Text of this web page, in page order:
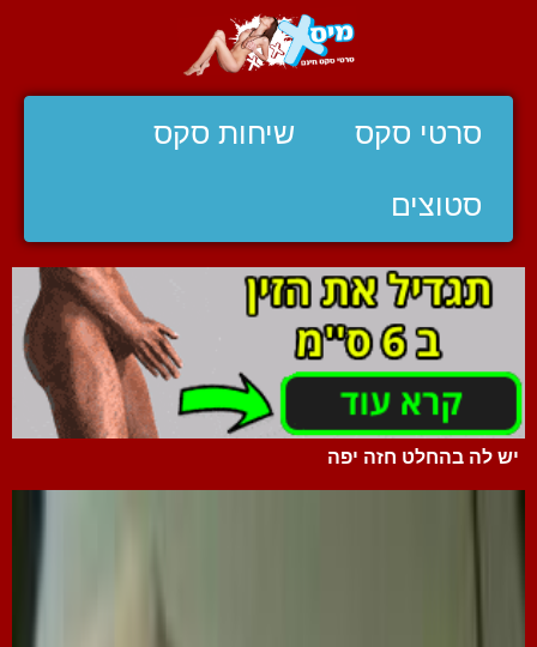
סרטי סקס שיחות סקס
סטוצים
יש לה בהחלט חזה יפה